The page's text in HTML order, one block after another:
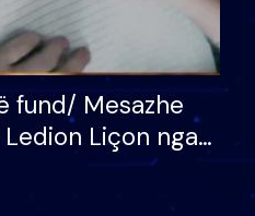
fund/ Mesazhe
Liçon nga
tij, moderatori
Nuk meritoj…